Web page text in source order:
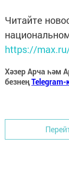
Читайте
https://
Хәзер Арча һәм
безнең